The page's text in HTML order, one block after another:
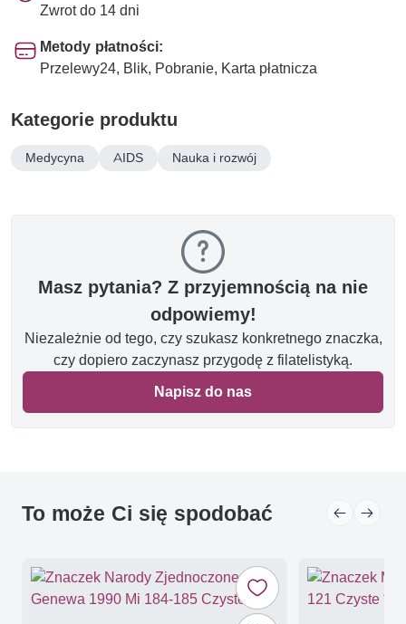
Zwrot do 14 dni
Metody płatności:
Przelewy24, Blik, Pobranie, Karta płatnicza
Kategorie produktu
Medycyna AIDS Nauka i rozwój
Masz pytania? Z przyjemnością na nie
odpowiemy!
Niezależnie od tego, czy szukasz konkretnego znaczka,
czy dopiero zaczynasz przygodę z filatelistyką.
Napisz do nas
To może Ci się spodobać